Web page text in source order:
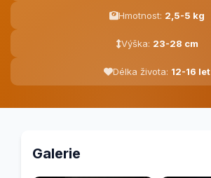
Hmotnost: 2,5-5 kg
Výška: 23-28 cm
Délka života: 12-16 let
Galerie